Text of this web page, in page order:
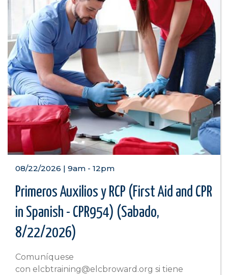
08/22/2026 | 9am - 12pm
Primeros Auxilios y RCP (First Aid and CPR
in Spanish - CPR954) (Sabado,
8/22/2026)
Comuníquese
con elcbtraining@elcbroward.org si tiene